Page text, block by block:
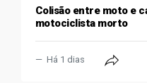
Colisão entre moto e
motociclista morto
Há 1 dias